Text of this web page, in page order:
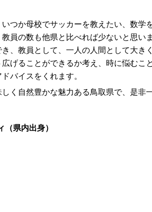
つか母校でサッカーを教えたい、数学
員の数も他県と比べれば少ないと思い
、教員として、一人の人間として大き
げることができるか考え、時に悩むこ
バイスをくれます。
く自然豊かな魅力ある鳥取県で、是非
県内出身）